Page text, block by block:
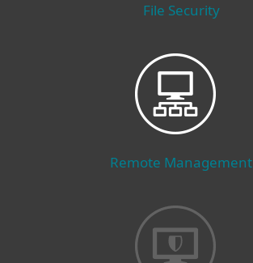
File Security
Remote Management